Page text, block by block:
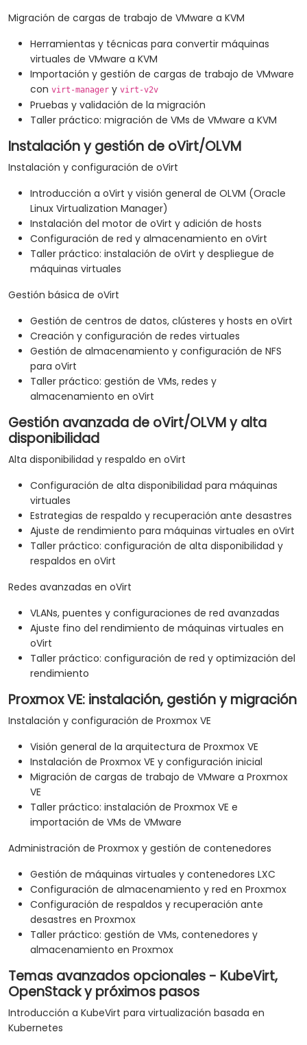
Migración de cargas de trabajo de VMware a KVM
Herramientas y técnicas para convertir máquinas
virtuales de VMware a KVM
Importación y gestión de cargas de trabajo de VMware
con virt-manager y virt-v2v
Pruebas y validación de la migración
Taller práctico: migración de VMs de VMware a KVM
Instalación y gestión de oVirt/OLVM
Instalación y configuración de oVirt
Introducción a oVirt y visión general de OLVM (Oracle
Linux Virtualization Manager)
Instalación del motor de oVirt y adición de hosts
Configuración de red y almacenamiento en oVirt
Taller práctico: instalación de oVirt y despliegue de
máquinas virtuales
Gestión básica de oVirt
Gestión de centros de datos, clústeres y hosts en oVirt
Creación y configuración de redes virtuales
Gestión de almacenamiento y configuración de NFS
para oVirt
Taller práctico: gestión de VMs, redes y
almacenamiento en oVirt
Gestión avanzada de oVirt/OLVM y alta
disponibilidad
Alta disponibilidad y respaldo en oVirt
Configuración de alta disponibilidad para máquinas
virtuales
Estrategias de respaldo y recuperación ante desastres
Ajuste de rendimiento para máquinas virtuales en oVirt
Taller práctico: configuración de alta disponibilidad y
respaldos en oVirt
Redes avanzadas en oVirt
VLANs, puentes y configuraciones de red avanzadas
Ajuste fino del rendimiento de máquinas virtuales en
oVirt
Taller práctico: configuración de red y optimización del
rendimiento
Proxmox VE: instalación, gestión y migración
Instalación y configuración de Proxmox VE
Visión general de la arquitectura de Proxmox VE
Instalación de Proxmox VE y configuración inicial
Migración de cargas de trabajo de VMware a Proxmox
VE
Taller práctico: instalación de Proxmox VE e
importación de VMs de VMware
Administración de Proxmox y gestión de contenedores
Gestión de máquinas virtuales y contenedores LXC
Configuración de almacenamiento y red en Proxmox
Configuración de respaldos y recuperación ante
desastres en Proxmox
Taller práctico: gestión de VMs, contenedores y
almacenamiento en Proxmox
Temas avanzados opcionales - KubeVirt,
OpenStack y próximos pasos
Introducción a KubeVirt para virtualización basada en
Kubernetes